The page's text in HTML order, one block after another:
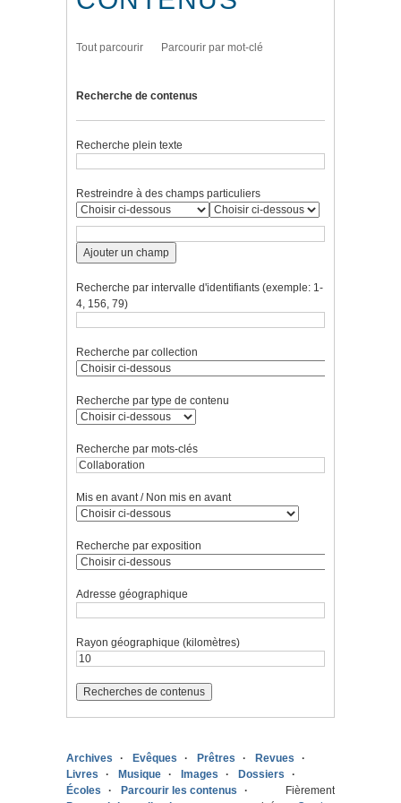
Tout parcourir Parcourir par mot-clé
Recherche de contenus
Recherche plein texte
Restreindre à des champs particuliers
Ajouter un champ
Recherche par intervalle d'identifiants (exemple: 1-
4, 156, 79)
Recherche par collection
Recherche par type de contenu
Recherche par mots-clés
Mis en avant / Non mis en avant
Recherche par exposition
Adresse géographique
Rayon géographique (kilomètres)
Archives Evêques Prêtres
Revues
Livres
Musique Images
Dossiers
Écoles
Parcourir les contenus
Fièrement